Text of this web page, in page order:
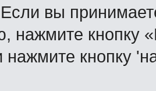
вы
нажмите кнопку
нажмите кнопку